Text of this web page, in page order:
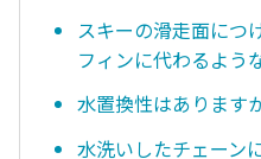
スキーの滑走面につ
フィンに代わるよう
水置換性はあります
水洗いしたチェーン